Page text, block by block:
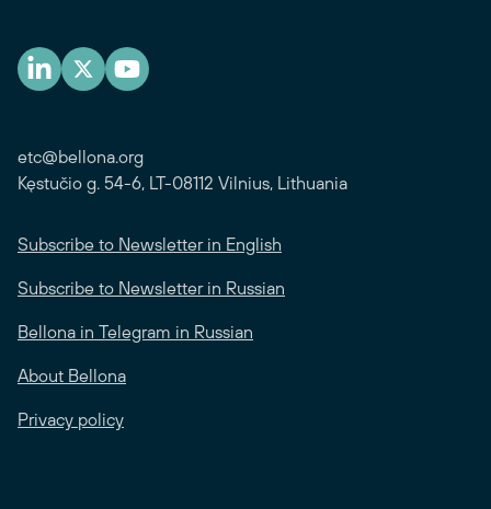
etc@bellona.org
Kęstučio g. 54-6, LT-08112 Vilnius, Lithuania
Subscribe to Newsletter in English
Subscribe to Newsletter in Russian
Bellona in Telegram in Russian
About Bellona
Privacy policy